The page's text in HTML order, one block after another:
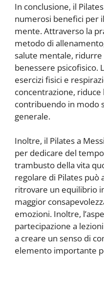
In conclusione, il
numerosi benefici per
mente. Attraverso la
metodo di
salute mentale,
benessere psicofisico.
esercizi fisici e
concentrazione, riduce
contribuendo in modo
generale.
Inoltre, il Pilates a
per dedicare del
trambusto della vita
regolare di Pilates può
ritrovare un equilibrio
maggior
emozioni. Inoltre,
partecipazione a
a creare un senso di
elemento importante